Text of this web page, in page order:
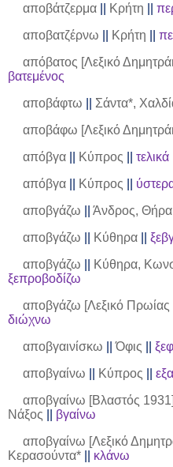
αποβάτζερμα|| Κρήτη
αποβατζέρνω
Κρήτη
απόβατος [Λεξικό
βατεμένος
αποβάφτω
Σάντα*,
αποβάφω [Λεξικό
απόβγα|| Κύπρος
τελικά
απόβγα|| Κύπρος
αποβγάζω
Άνδρος, Θήρα
αποβγάζω
Κύθηρα||
αποβγάζω
Κύθηρα,
ξεπροβοδίζω
αποβγάζω [Λεξικό Πρωίας
διώχνω
αποβγαινίσκω ||Όφις
αποβγαίνω
Κύπρος
αποβγαίνω [Βλαστός 1931]
Νάξος
βγαίνω
αποβγαίνω [Λεξικό
Κερασούντα*
κλάνω